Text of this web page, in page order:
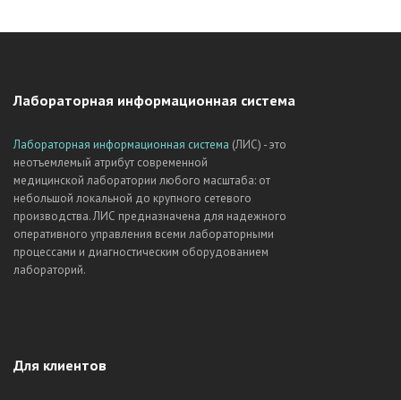
Лабораторная информационная система
Лабораторная информационная система (ЛИС) - это
неотъемлемый атрибут современной
медицинской лаборатории любого масштаба: от
небольшой локальной до крупного сетевого
производства. ЛИС предназначена для надежного
оперативного управления всеми лабораторными
процессами и диагностическим оборудованием
лабораторий.
Для клиентов